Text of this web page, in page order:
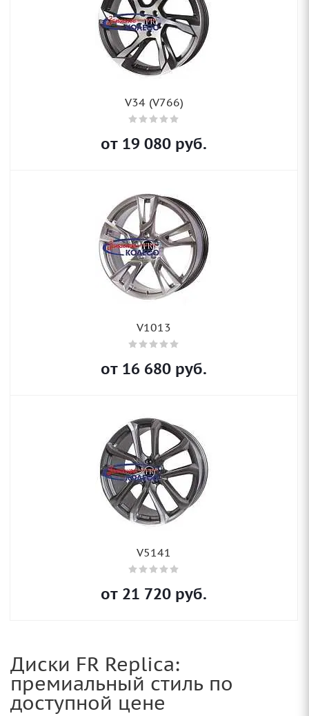
V34 (V766)
от 19 080 руб.
V1013
от 16 680 руб.
V5141
от 21 720 руб.
Диски FR Replica:
премиальный стиль по
доступной цене